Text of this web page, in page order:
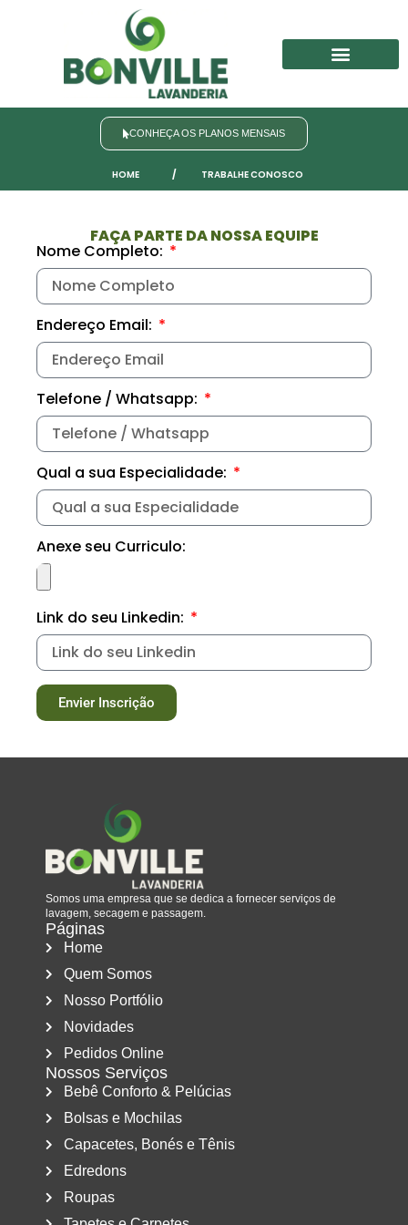
CONHEÇA OS PLANOS MENSAIS
HOME / TRABALHE CONOSCO
FAÇA PARTE DA NOSSA EQUIPE
Nome Completo:
Endereço Email:
Telefone / Whatsapp:
Qual a sua Especialidade:
Anexe seu Curriculo:
Link do seu Linkedin:
Envier Inscrição
Somos uma empresa que se dedica a fornecer serviços de
lavagem, secagem e passagem.
Páginas
Home
Quem Somos
Nosso Portfólio
Novidades
Pedidos Online
Nossos Serviços
Bebê Conforto & Pelúcias
Bolsas e Mochilas
Capacetes, Bonés e Tênis
Edredons
Roupas